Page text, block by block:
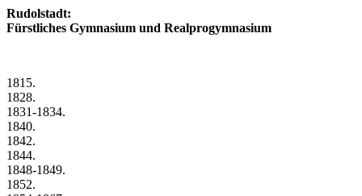
Rudolstadt:
Fürstliches Gymnasium und Realprogymnasium
1815.
1828.
1831-1834.
1840.
1842.
1844.
1848-1849.
1852.